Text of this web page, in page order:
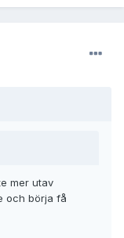
mer utav
och börja få